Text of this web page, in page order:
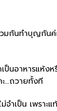
นทำบุญกันค่ะ
ป็นอาหารแห้ง
…ถวายทั้งที
จำเป็น เพราะ